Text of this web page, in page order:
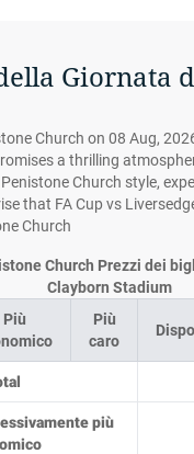
Giornata
Church on 08 Aug,
a thrilling
Church style,
that FA Cup vs
Church
Più
Più
caro
più
Church Prezzi dei
Clayborn Stadium